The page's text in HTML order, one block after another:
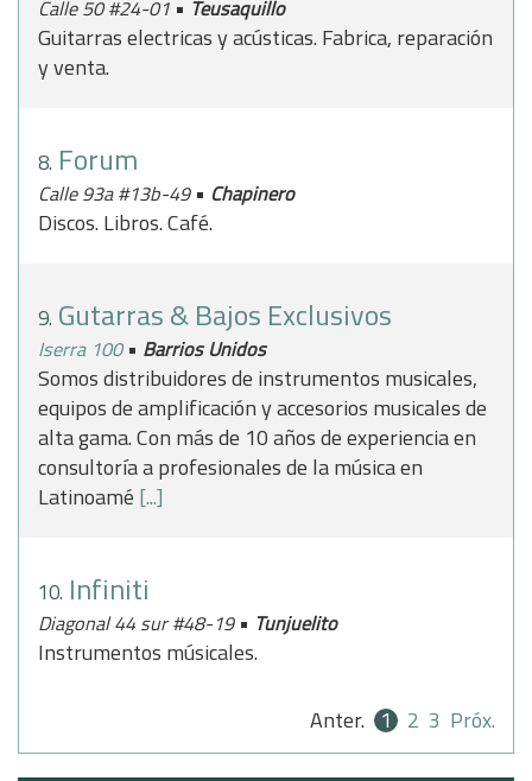
Calle 50 #24-01 • Teusaquillo
Guitarras electricas y acústicas. Fabrica, reparación
y venta.
8. Forum
Calle 93a #13b-49 • Chapinero
Discos. Libros. Café.
9. Gutarras & Bajos Exclusivos
Iserra 100 • Barrios Unidos
Somos distribuidores de instrumentos musicales,
equipos de amplificación y accesorios musicales de
alta gama. Con más de 10 años de experiencia en
consultoría a profesionales de la música en
Latinoamé [...]
10. Infiniti
Diagonal 44 sur #48-19 • Tunjuelito
Instrumentos músicales.
Anter. 1 2 3 Próx.